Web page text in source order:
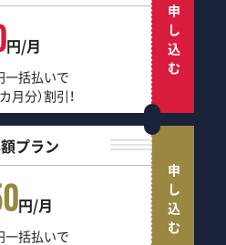
円/月
一括払いで
月分）割引！
申し込む
プラン
円/月
一括払いで 申し込む